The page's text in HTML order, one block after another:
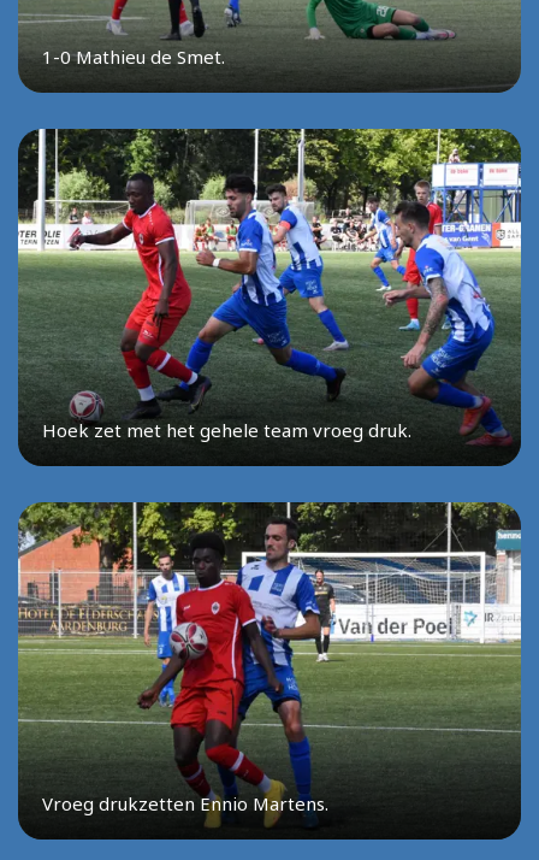
1-0 Mathieu de Smet.
Hoek zet met het gehele team vroeg druk.
Vroeg drukzetten Ennio Martens.